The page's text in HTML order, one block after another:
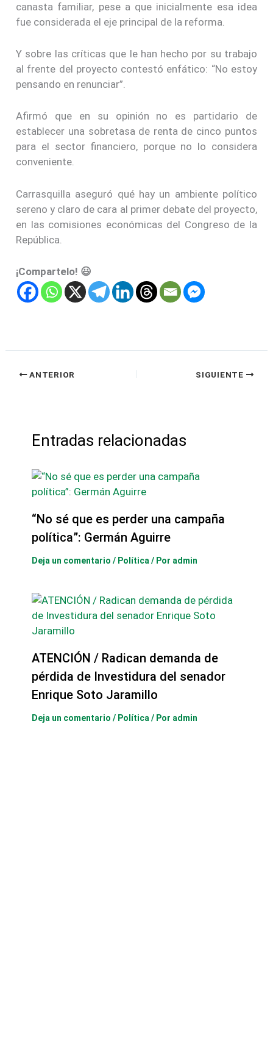
canasta familiar, pese a que inicialmente esa idea
fue considerada el eje principal de la reforma.
Y sobre las críticas que le han hecho por su trabajo
al frente del proyecto contestó enfático: “No estoy
pensando en renunciar”.
Afirmó que en su opinión no es partidario de
establecer una sobretasa de renta de cinco puntos
para el sector financiero, porque no lo considera
conveniente.
Carrasquilla aseguró qué hay un ambiente político
sereno y claro de cara al primer debate del proyecto,
en las comisiones económicas del Congreso de la
República.
¡Compartelo! 😃
ANTERIOR SIGUIENTE
Entradas relacionadas
“No sé que es perder una campaña
política”: Germán Aguirre
Deja un comentario / Política / Por admin
ATENCIÓN / Radican demanda de
pérdida de Investidura del senador
Enrique Soto Jaramillo
Deja un comentario / Política / Por admin